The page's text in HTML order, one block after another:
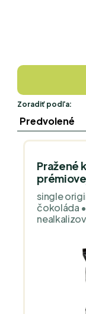
Zoradiť podľa:
Pražené
single
čokoláda